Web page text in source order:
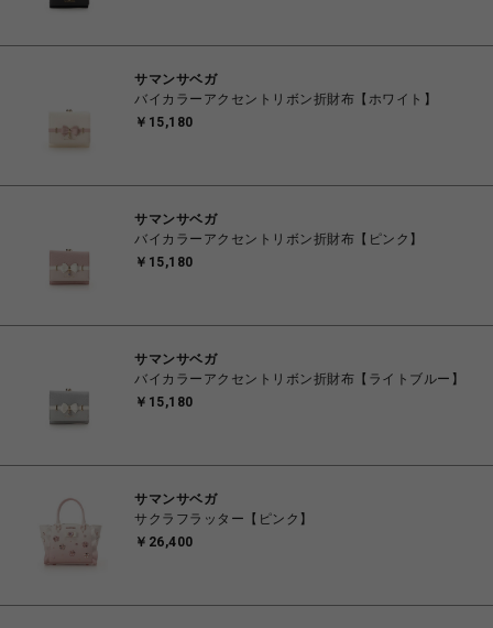
サマンサベガ
バイカラーアクセントリボン折財布【ホワイト】
￥15,180
サマンサベガ
バイカラーアクセントリボン折財布【ピンク】
￥15,180
サマンサベガ
バイカラーアクセントリボン折財布【ライトブルー】
￥15,180
サマンサベガ
サクラフラッター【ピンク】
￥26,400